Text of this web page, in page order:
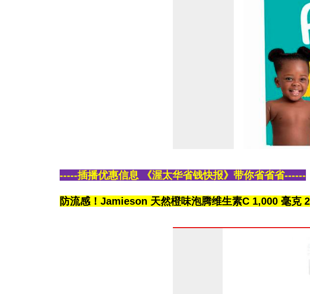
-----插播优惠信息 《渥太华省钱快报》带你省省省------
防流感！Jamieson 天然橙味泡腾维生素C 1,000 毫克